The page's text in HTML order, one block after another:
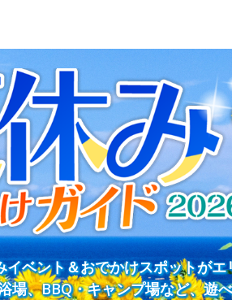
ベント＆おでかけスポットが
場、BBQ・キャンプ場など、遊